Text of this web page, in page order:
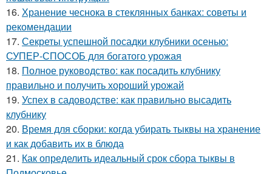
16. Хранение чеснока в стеклянных банках: советы и
рекомендации
17. Секреты успешной посадки клубники осенью:
СУПЕР-СПОСОБ для богатого урожая
18. Полное руководство: как посадить клубнику
правильно и получить хороший урожай
19. Успех в садоводстве: как правильно высадить
клубнику
20. Время для сборки: когда убирать тыквы на хранение
и как добавить их в блюда
21. Как определить идеальный срок сбора тыквы в